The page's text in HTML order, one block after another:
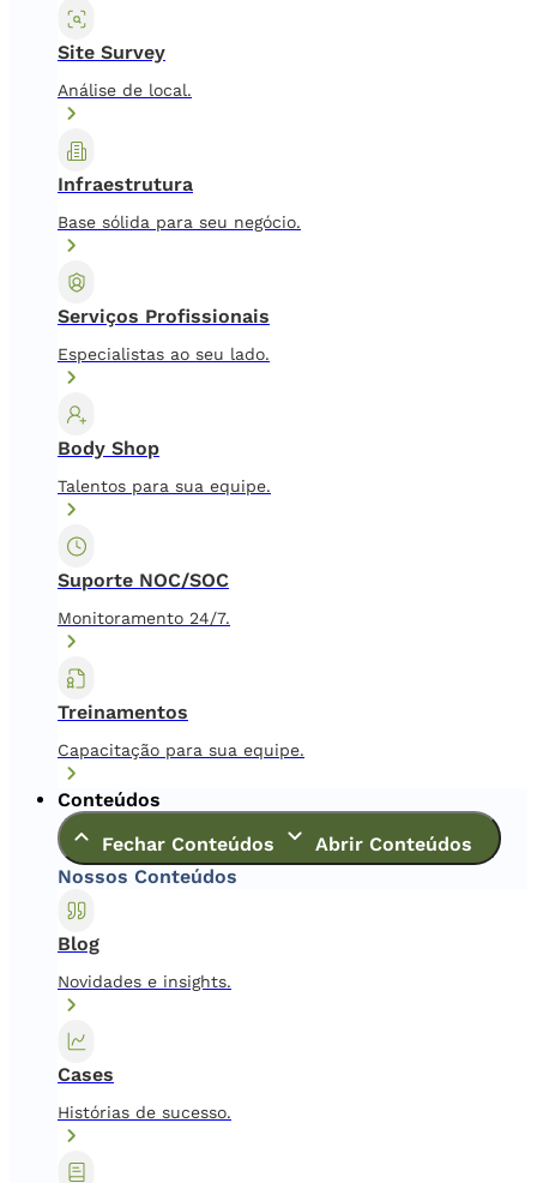
Site Survey
Análise de local.
Infraestrutura
Base sólida para seu negócio.
Serviços Profissionais
Especialistas ao seu lado.
Body Shop
Talentos para sua equipe.
Suporte NOC/SOC
Monitoramento 24/7.
Treinamentos
Capacitação para sua equipe.
Conteúdos
Fechar Conteúdos
Abrir Conteúdos
Nossos Conteúdos
Blog
Novidades e insights.
Cases
Histórias de sucesso.